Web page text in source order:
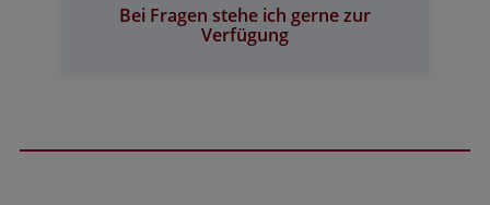
Bei Fragen stehe ich gerne zur
Verfügung